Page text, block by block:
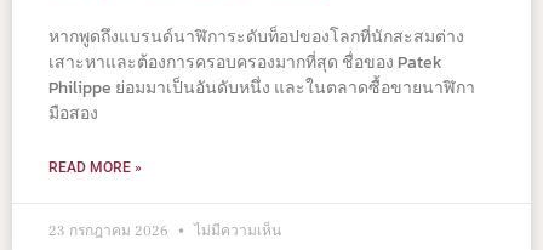
หากพูดถึงแบรนด์นาฬิการะดับท็อปของโลกที่นักสะสมต่าง
เสาะหาและต้องการครอบครองมากที่สุด ชื่อของ Patek
Philippe ย่อมมาเป็นอันดับหนึ่ง และในตลาดซื้อขายนาฬิกา
มือสอง
READ MORE »
23 กรกฎาคม 2026 ไม่มีความเห็น